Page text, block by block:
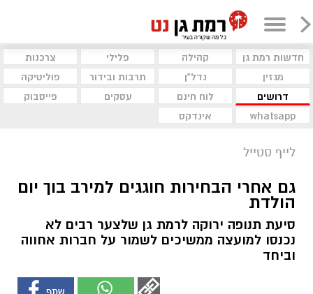
חדשות רמת גן קהילה פלילי
צרכנות
מגזין
נדל"ן תרבות ובידור
פוליטיקה
דרושים
לוח חינם עסקים
פייסבוק
whatsapp
אינדקס
לייף סטייל
גם אחרי הבחירות חוגגים למירב בוך יום
הולדת
סיעת תנופה ירוקה לרמת גן שלצער רבים לא
נכנסו למועצה ממשיכים לשמור על חברות אחווה
וביחד